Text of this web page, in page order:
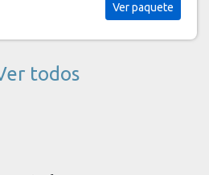
Ver paquete
todos